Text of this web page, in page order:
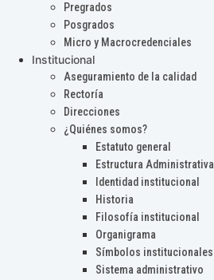
Pregrados
Posgrados
Micro y Macrocredenciales
Institucional
Aseguramiento de la calidad
Rectoría
Direcciones
¿Quiénes somos?
Estatuto general
Estructura Administrativa
Identidad institucional
Historia
Filosofía institucional
Organigrama
Símbolos institucionales
Sistema administrativo